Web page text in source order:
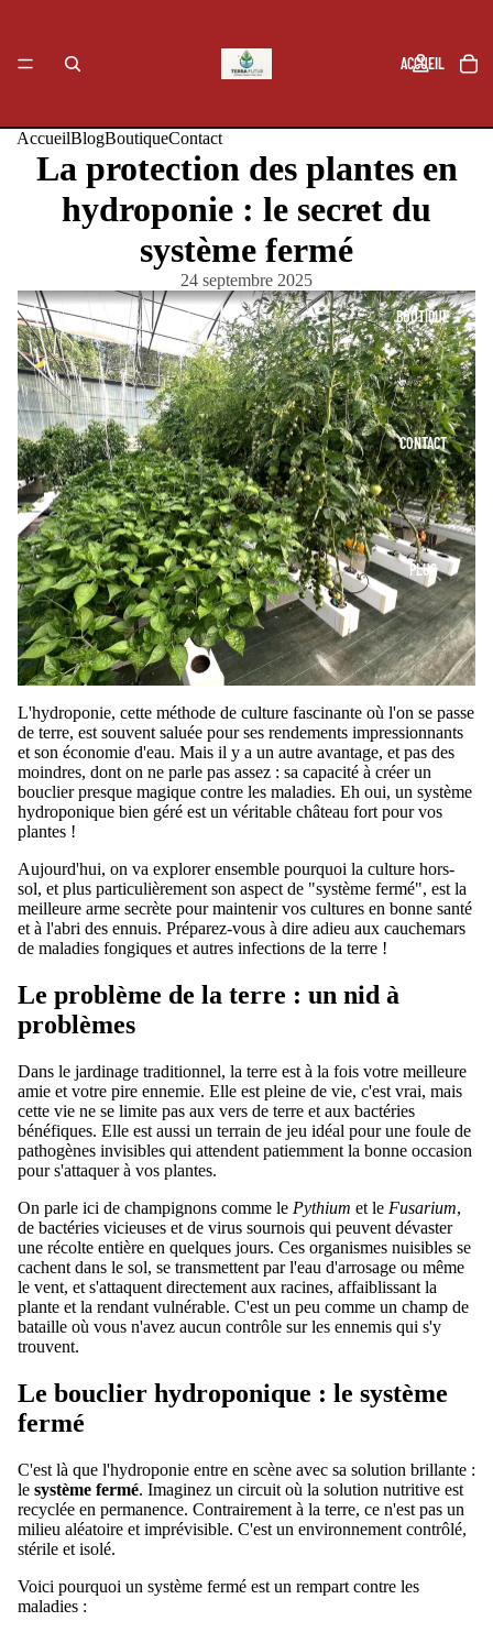
ACCUEIL
BOUTIQUE
CONTACT
PLUS
AccueilBlogBoutiqueContact
La protection des plantes en
hydroponie : le secret du
système fermé
24 septembre 2025
L'hydroponie, cette méthode de culture fascinante où l'on se passe
de terre, est souvent saluée pour ses rendements impressionnants
et son économie d'eau. Mais il y a un autre avantage, et pas des
moindres, dont on ne parle pas assez : sa capacité à créer un
bouclier presque magique contre les maladies. Eh oui, un système
hydroponique bien géré est un véritable château fort pour vos
plantes !
Aujourd'hui, on va explorer ensemble pourquoi la culture hors-
sol, et plus particulièrement son aspect de "système fermé", est la
meilleure arme secrète pour maintenir vos cultures en bonne santé
et à l'abri des ennuis. Préparez-vous à dire adieu aux cauchemars
de maladies fongiques et autres infections de la terre !
Le problème de la terre : un nid à
problèmes
Dans le jardinage traditionnel, la terre est à la fois votre meilleure
amie et votre pire ennemie. Elle est pleine de vie, c'est vrai, mais
cette vie ne se limite pas aux vers de terre et aux bactéries
bénéfiques. Elle est aussi un terrain de jeu idéal pour une foule de
pathogènes invisibles qui attendent patiemment la bonne occasion
pour s'attaquer à vos plantes.
On parle ici de champignons comme le Pythium et le Fusarium,
de bactéries vicieuses et de virus sournois qui peuvent dévaster
une récolte entière en quelques jours. Ces organismes nuisibles se
cachent dans le sol, se transmettent par l'eau d'arrosage ou même
le vent, et s'attaquent directement aux racines, affaiblissant la
plante et la rendant vulnérable. C'est un peu comme un champ de
bataille où vous n'avez aucun contrôle sur les ennemis qui s'y
trouvent.
Le bouclier hydroponique : le système
fermé
C'est là que l'hydroponie entre en scène avec sa solution brillante :
le système fermé. Imaginez un circuit où la solution nutritive est
recyclée en permanence. Contrairement à la terre, ce n'est pas un
milieu aléatoire et imprévisible. C'est un environnement contrôlé,
stérile et isolé.
Voici pourquoi un système fermé est un rempart contre les
maladies :